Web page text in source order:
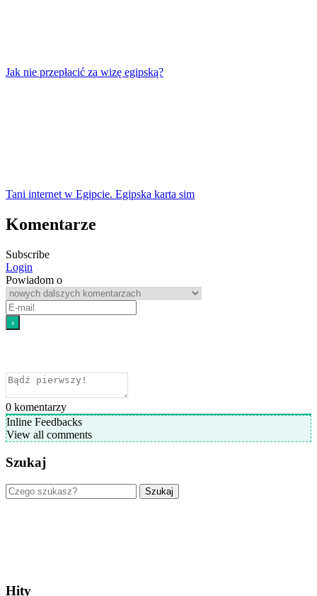
Jak nie przepłacić za wizę egipską?
Tani internet w Egipcie. Egipska karta sim
Komentarze
Subscribe
Login
Powiadom o
0 komentarzy
Inline Feedbacks
View all comments
Szukaj
Szukaj
Hity